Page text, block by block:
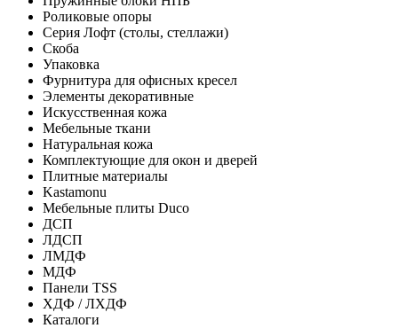
Роликовые опоры
Серия Лофт (столы, стеллажи)
Скоба
Упаковка
Фурнитура для офисных кресел
Элементы декоративные
Искусственная кожа
Мебельные ткани
Натуральная кожа
Комплектующие для окон и дверей
Плитные материалы
Kastamonu
Мебельные плиты Duco
ДСП
ЛДСП
ЛМДФ
МДФ
Панели TSS
ХДФ / ЛХДФ
Каталоги